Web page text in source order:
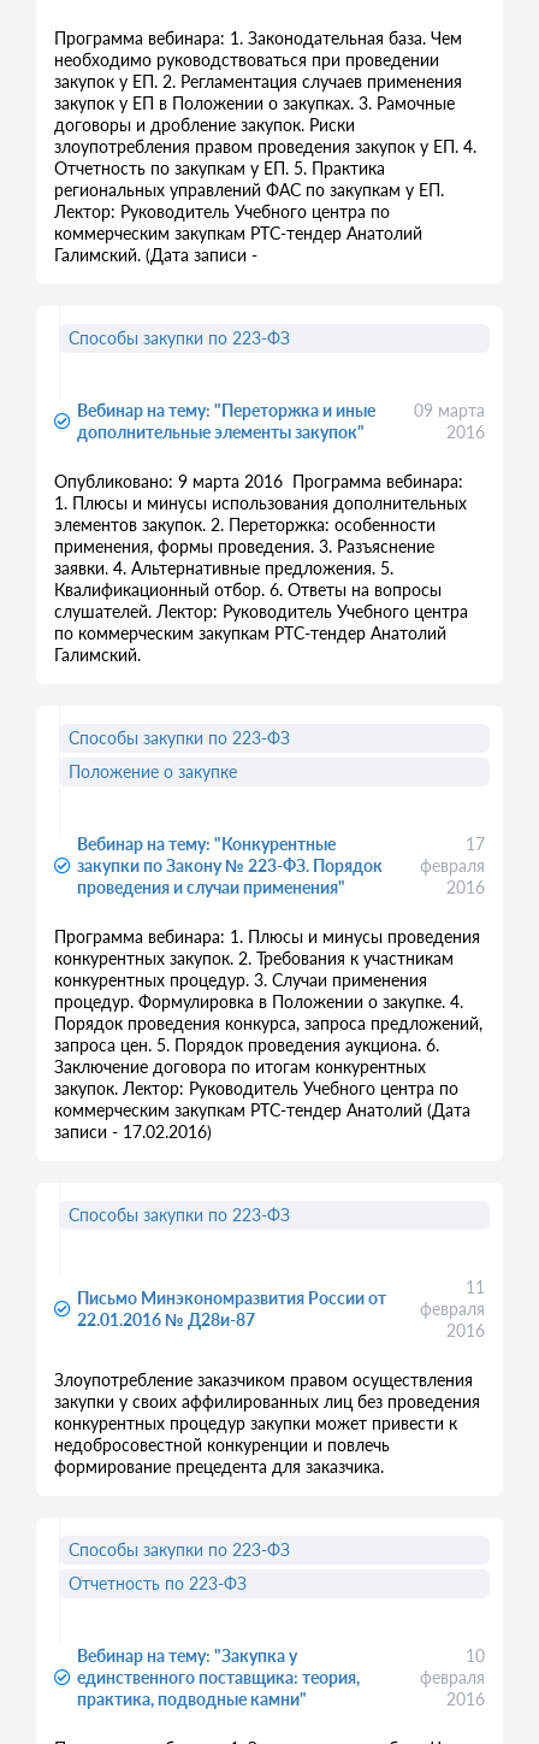
Программа вебинара: 1. Законодательная база. Чем
необходимо руководствоваться при проведении
закупок у ЕП. 2. Регламентация случаев применения
закупок у ЕП в Положении о закупках. 3. Рамочные
договоры и дробление закупок. Риски
злоупотребления правом проведения закупок у ЕП. 4.
Отчетность по закупкам у ЕП. 5. Практика
региональных управлений ФАС по закупкам у ЕП.
Лектор: Руководитель Учебного центра по
коммерческим закупкам РТС-тендер Анатолий
Галимский. (Дата записи -
Вебинар на тему: "Переторжка и иные
дополнительные элементы закупок"
09 марта
2016
Опубликовано: 9 марта 2016 Программа вебинара:
1. Плюсы и минусы использования дополнительных
элементов закупок. 2. Переторжка: особенности
применения, формы проведения. 3. Разъяснение
заявки. 4. Альтернативные предложения. 5.
Квалификационный отбор. 6. Ответы на вопросы
слушателей. Лектор: Руководитель Учебного центра
по коммерческим закупкам РТС-тендер Анатолий
Галимский.
Способы закупки по 223-ФЗ
Вебинар на тему: "Конкурентные
закупки по Закону № 223-ФЗ. Порядок
проведения и случаи применения"
17
февраля
2016
Программа вебинара: 1. Плюсы и минусы проведения
конкурентных закупок. 2. Требования к участникам
конкурентных процедур. 3. Случаи применения
процедур. Формулировка в Положении о закупке. 4.
Порядок проведения конкурса, запроса предложений,
запроса цен. 5. Порядок проведения аукциона. 6.
Заключение договора по итогам конкурентных
закупок. Лектор: Руководитель Учебного центра по
коммерческим закупкам РТС-тендер Анатолий (Дата
записи - 17.02.2016)
Способы закупки по 223-ФЗ
Положение о закупке
Письмо Минэкономразвития России от
22.01.2016 № Д28и-87
11
февраля
2016
Злоупотребление заказчиком правом осуществления
закупки у своих аффилированных лиц без проведения
конкурентных процедур закупки может привести к
недобросовестной конкуренции и повлечь
формирование прецедента для заказчика.
Способы закупки по 223-ФЗ
Вебинар на тему: "Закупка у
единственного поставщика: теория,
практика, подводные камни"
10
февраля
2016
Способы закупки по 223-ФЗ
Отчетность по 223-ФЗ